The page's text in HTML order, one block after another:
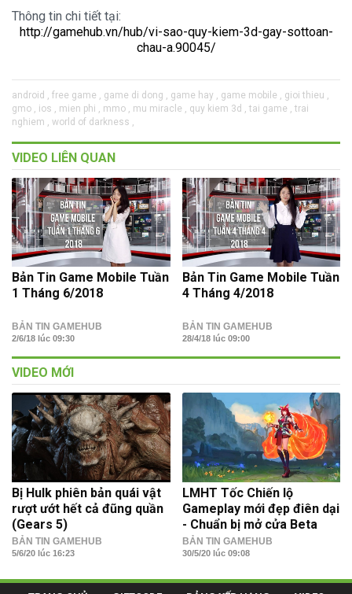
Thông tin chi tiết tại:
http://gamehub.vn/hub/vi-sao-quy-kiem-3d-gay-sottoan-
chau-a.90045/
android , free game , game di dong , game hay , game mobile , gioi thieu ,
gmo , ios , mien phi , mmo , mu miracle , quy kiem 3d , tai game , trai
nghiem , world of darkness ,
VIDEO LIÊN QUAN
Bản Tin Game Mobile Tuần
1 Tháng 6/2018
BẢN TIN GAMEHUB
2/6/18 lúc 09:30
Bản Tin Game Mobile Tuần
4 Tháng 4/2018
BẢN TIN GAMEHUB
28/4/18 lúc 09:00
VIDEO MỚI
Bị Hulk phiên bản quái vật
rượt ướt hết cả đũng quần
(Gears 5)
BẢN TIN GAMEHUB
5/6/20 lúc 16:23
LMHT Tốc Chiến lộ
Gameplay mới đẹp điên dại
- Chuẩn bị mở cửa Beta
BẢN TIN GAMEHUB
30/5/20 lúc 09:08